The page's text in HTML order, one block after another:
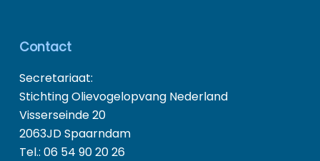
Contact
Secretariaat:
Stichting Olievogelopvang Nederland
Visserseinde 20
2063JD Spaarndam
Tel.: 06 54 90 20 26